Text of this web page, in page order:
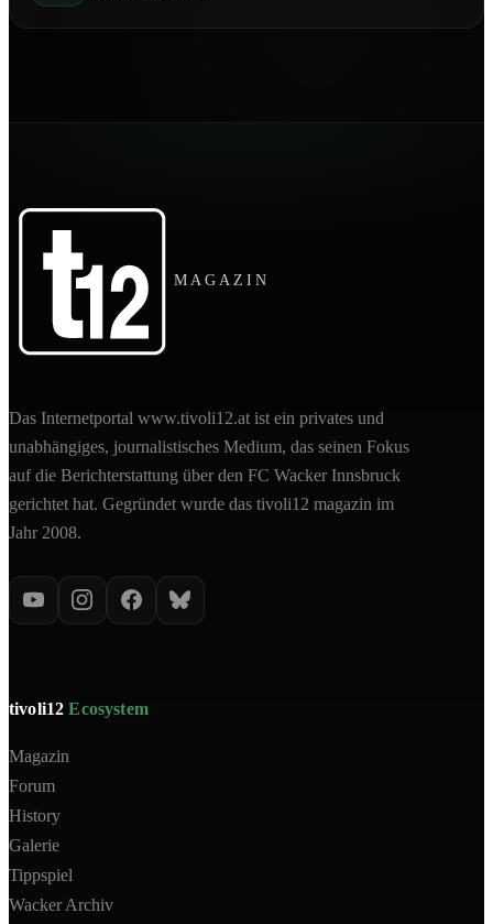
MAGAZIN
Das Internetportal www.tivoli12.at ist ein privates und
unabhängiges, journalistisches Medium, das seinen Fokus
auf die Berichterstattung über den FC Wacker Innsbruck
gerichtet hat. Gegründet wurde das tivoli12 magazin im
Jahr 2008.
tivoli12Ecosystem
Magazin
Forum
History
Galerie
Tippspiel
Wacker Archiv